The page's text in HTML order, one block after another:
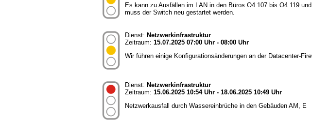
Es kann zu Ausfällen im LAN in den Büros O4.107 bis O4.119
muss der Switch neu gestartet werden.
Dienst: Netzwerkinfrastruktur
Zeitraum: 15.07.2025 07:00 Uhr - 08:00 Uhr
Wir führen einige Konfigurationsänderungen an der Datacenter-
Dienst: Netzwerkinfrastruktur
Zeitraum: 15.06.2025 10:54 Uhr - 18.06.2025 10:49 Uhr
Netzwerkausfall durch Wassereinbrüche in den Gebäuden AM, E